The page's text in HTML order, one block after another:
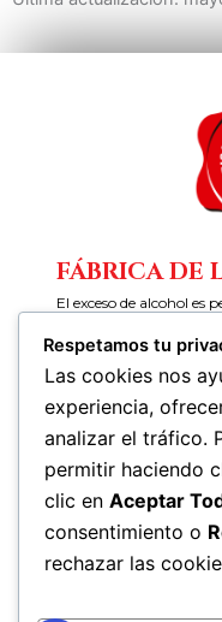
FÁBRICA DE
El exceso de alcohol es
Prohíbase el expendio de
DIRECCIÓN
Carrera 2 Sur Calle
CANALES
CORREO DE
Respetamos tu
Las cookies nos
experiencia,
analizar el tráfico.
permitir haciendo
clic en Aceptar
consentimiento o
rechazar las